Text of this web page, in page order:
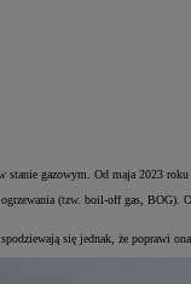
gazowym. Od maja 2023
(tzw. boil-off gas,
się jednak, że poprawi